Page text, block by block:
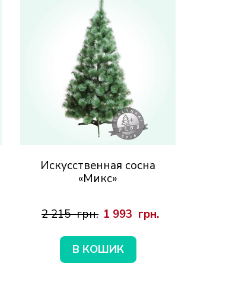
Искусственная сосна
«Микс»
2 215  грн. 1 993  грн.
В КОШИК